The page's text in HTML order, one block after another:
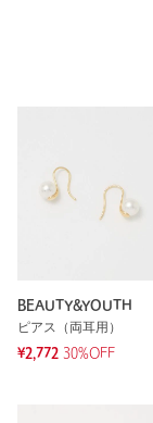
原産国
BEAUTY&YOUTH
ピアス（両耳用）
¥2,772 30%OFF